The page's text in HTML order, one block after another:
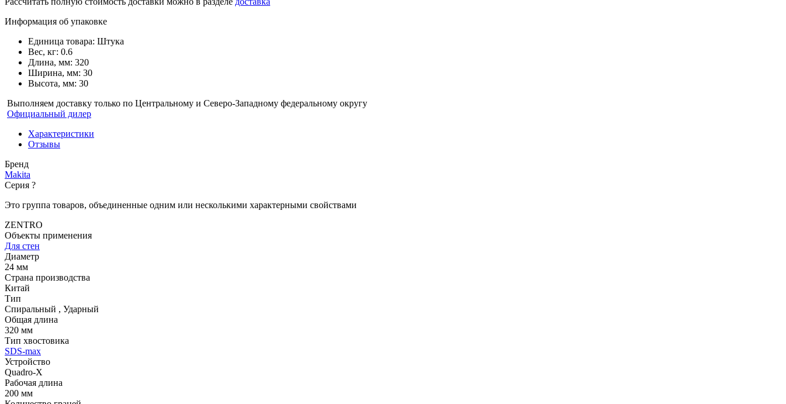
Информация об упаковке
Единица товара: Штука
Вес, кг: 0.6
Длина, мм: 320
Ширина, мм: 30
Высота, мм: 30
Выполняем доставку только по Центральному и Северо-Западному федеральному округу
Официальный дилер
Характеристики
Отзывы
Бренд
Makita
Серия ?
Это группа товаров, объединенные одним или несколькими характерными свойствами
ZENTRO
Объекты применения
Для стен
Диаметр
24 мм
Страна производства
Китай
Тип
Спиральный , Ударный
Общая длина
320 мм
Тип хвостовика
SDS-max
Устройство
Quadro-X
Рабочая длина
200 мм